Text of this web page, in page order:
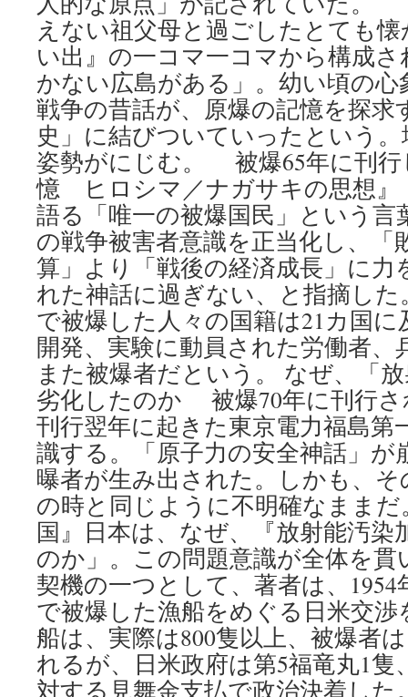
えない祖父母と過ごしたとても
い出』の一コマ一コマから構成
かない広島がある」。幼い頃の
戦争の昔話が、原爆の記憶を探求
史」に結びついていったという
姿勢がにじむ。 被爆65年に刊行
憶 ヒロシマ／ナガサキの思想』
語る「唯一の被爆国民」という言
の戦争被害者意識を正当化し、「
算」より「戦後の経済成長」に
れた神話に過ぎない、と指摘し
で被爆した人々の国籍は21カ国
開発、実験に動員された労働者、
また被爆者だという。 なぜ、「
劣化したのか 被爆70年に刊行さ
刊行翌年に起きた東京電力福島第
識する。「原子力の安全神話」が
曝者が生み出された。しかも、
の時と同じように不明確なまま
国』日本は、なぜ、『放射能汚染
のか」。この問題意識が全体を
契機の一つとして、著者は、
で被爆した漁船をめぐる日米交
船は、実際は800隻以上、被爆者
れるが、日米政府は第5福竜丸1隻
対する見舞金支払で政治決着した